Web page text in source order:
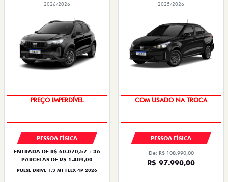
2026/2026
PREÇO IMPERDÍVEL
PESSOA FÍSICA
ENTRADA DE R$ 60.070,57 +36
PARCELAS DE R$ 1.489,00
PULSE DRIVE 1.3 MT FLEX 4P 2026
2025/2026
COM USADO NA TROCA
PESSOA FÍSICA
De: R$ 108.990,00
R$ 97.990,00